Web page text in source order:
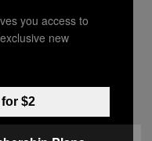
you access to
new
$2